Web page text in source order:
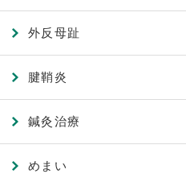
外反母趾
腱鞘炎
鍼灸治療
めまい